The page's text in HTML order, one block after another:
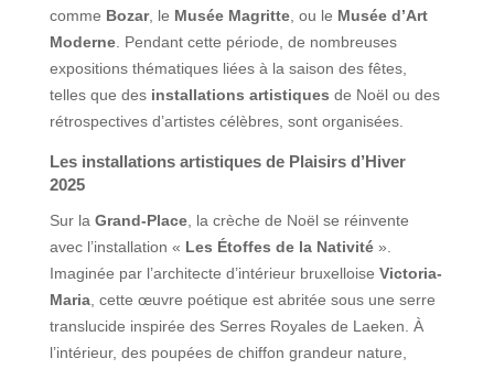
comme Bozar, le Musée Magritte, ou le Musée d’Art
Moderne. Pendant cette période, de nombreuses
expositions thématiques liées à la saison des fêtes,
telles que des installations artistiques de Noël ou des
rétrospectives d’artistes célèbres, sont organisées.
Les installations artistiques de Plaisirs d’Hiver
2025
Sur la Grand-Place, la crèche de Noël se réinvente
avec l’installation « Les Étoffes de la Nativité».
Imaginée par l’architecte d’intérieur bruxelloise Victoria-
Maria, cette œuvre poétique est abritée sous une serre
translucide inspirée des Serres Royales de Laeken. À
l’intérieur, des poupées de chiffon grandeur nature,